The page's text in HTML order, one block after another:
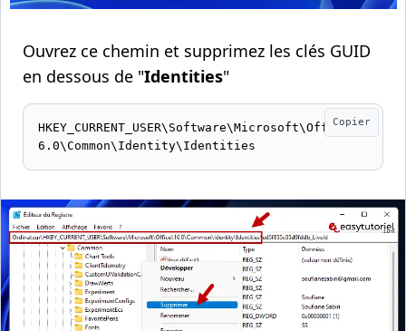
Ouvrez ce chemin et supprimez les clés GUID
en dessous de "Identities"
Copier
HKEY_CURRENT_USER\Software\Microsoft\Office\1
6.0\Common\Identity\Identities